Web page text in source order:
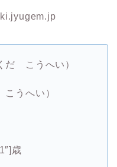
だ こうへい）
うへい）
歳